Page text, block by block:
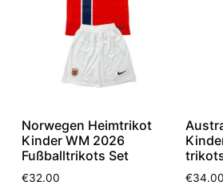
Norwegen Heimtrikot
Kinder WM 2026
Fußballtrikots Set
€32.00 €34.00